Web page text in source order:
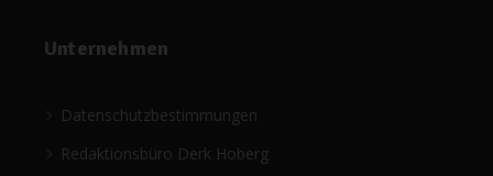
Unternehmen
Datenschutzbestimmungen
Redaktionsbüro Derk Hoberg